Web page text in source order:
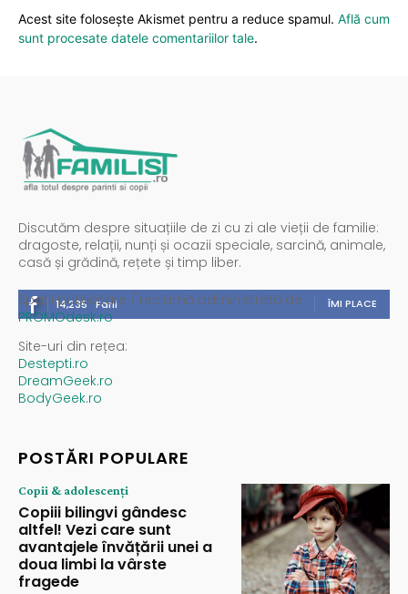
Acest site folosește Akismet pentru a reduce spamul. Află cum
sunt procesate datele comentariilor tale.
Discutăm despre situațiile de zi cu zi ale vieții de familie:
dragoste, relații, nunți și ocazii speciale, sarcină, animale,
casă și grădină, rețete și timp liber.
14,235 Fani ÎMI PLACE
Spații publicitare / reclamă administrată de
PROMOdesk.ro
Site-uri din rețea:
Destepti.ro
DreamGeek.ro
BodyGeek.ro
POSTĂRI POPULARE
Copii & adolescenți
Copiii bilingvi gândesc
altfel! Vezi care sunt
avantajele învățării unei a
doua limbi la vârste
fragede